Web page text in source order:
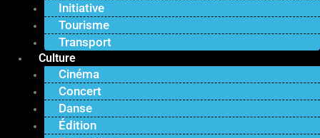
Initiative
Tourisme
Transport
Culture
Cinéma
Concert
Danse
Édition